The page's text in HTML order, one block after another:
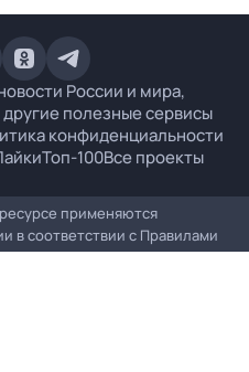
России и мира,
полезные сервисы
конфиденциальности
Топ-100Все проекты
применяются
в соответствии с Правилами